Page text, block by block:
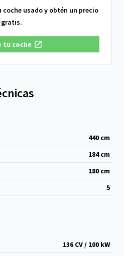
usado y obtén un precio
gratis.
tu coche
440 cm
184cm
180 cm
5
136 CV / 100 kW